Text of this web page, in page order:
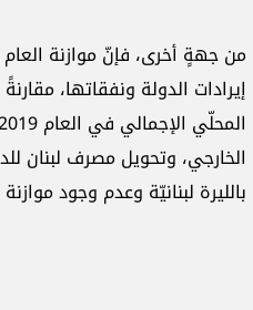
الخارجي، وتحويل مصرف لبنان
بالليرة لبنانيّة وعدم وجود موازنة